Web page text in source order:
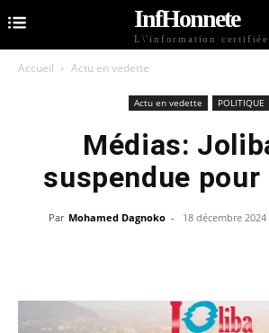
InfHonnete
L\'information certifiée
Accueil Actu en vedette
Actu en vedette POLITIQUE
Médias:
suspendue
Par Mohamed Dagnoko - 18 décembre 2024